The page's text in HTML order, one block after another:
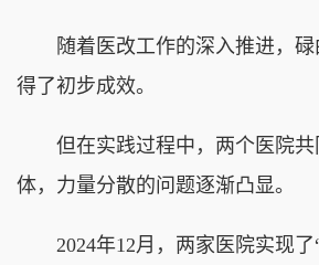
随着医改工作的深入推进，碌
得了初步成效。
但在实践过程中，两个医院共
体，力量分散的问题逐渐凸显。
2024年12月，两家医院实现了